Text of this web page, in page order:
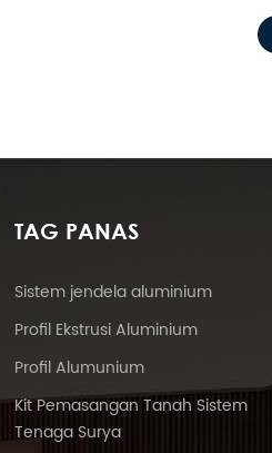
TAG PANAS
Sistem jendela aluminium
Profil Ekstrusi Aluminium
Profil Alumunium
Kit Pemasangan Tanah Sistem
Tenaga Surya